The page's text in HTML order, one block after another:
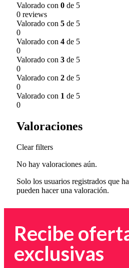
Valorado con 0 de 5
0 reviews
Valorado con 5 de 5
0
Valorado con 4 de 5
0
Valorado con 3 de 5
0
Valorado con 2 de 5
0
Valorado con 1 de 5
0
Valoraciones
Clear filters
No hay valoraciones aún.
Solo los usuarios registrados que
pueden hacer una valoración.
Recibe
exclusivas